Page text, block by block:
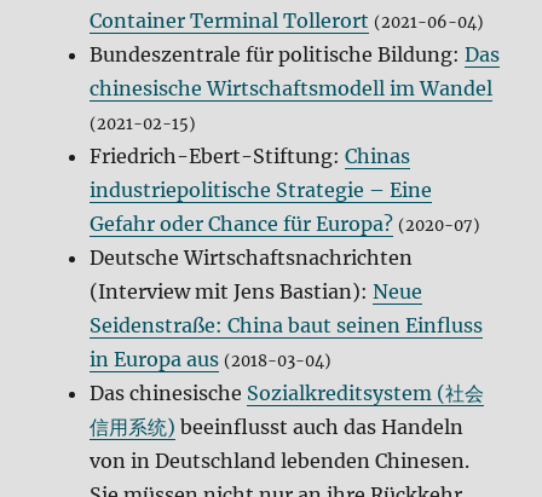
Container Terminal Tollerort (2021-06-04)
Bundeszentrale für politische Bildung:Das
chinesische Wirtschaftsmodell im Wandel
(2021-02-15)
Friedrich-Ebert-Stiftung:Chinas
industriepolitische Strategie – Eine
Gefahr oder Chance für Europa? (2020-07)
Deutsche Wirtschaftsnachrichten
(Interview mit Jens Bastian):Neue
Seidenstraße: China baut seinen Einfluss
in Europa aus (2018-03-04)
Das chinesische Sozialkreditsystem (社会
信用系统) beeinflusst auch das Handeln
von in Deutschland lebenden Chinesen.